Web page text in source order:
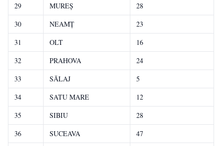
29 MUREŞ
28
30
NEAMŢ
23
31
OLT
16
32
PRAHOVA
24
33
SĂLAJ
5
34
SATU MARE
12
35
SIBIU
28
36
SUCEAVA
47